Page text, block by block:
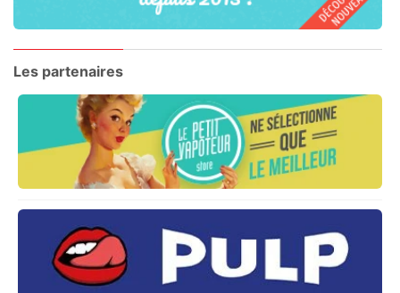
Les partenaires